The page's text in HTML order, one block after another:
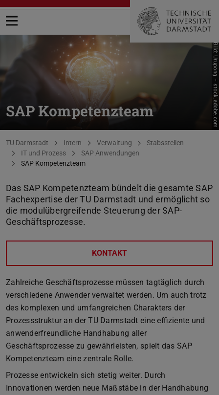
Menü öffnen
SAP Kompetenzteam Bild: Urupong – stock.adobe.com
Sie befinden sich hier:
TU Darmstadt Intern Verwaltung
Stabsstellen
IT und Prozess
SAP Anwendungen
SAP Kompetenzteam
Das SAP Kompetenzteam bündelt die gesamte SAP
Fachexpertise der TU Darmstadt und ermöglicht so
die modulübergreifende Steuerung der SAP-
Geschäftsprozesse.
KONTAKT
Zahlreiche Geschäftsprozesse müssen tagtäglich durch
verschiedene Anwender verwaltet werden. Um auch trotz
des komplexen und umfangreichen Charakters der
Prozessstruktur an der TU Darmstadt eine effiziente und
anwenderfreundliche Handhabung aller
Geschäftsprozesse zu gewährleisten, spielt das SAP
Kompetenzteam eine zentrale Rolle.
Prozesse entwickeln sich stetig weiter. Durch
Innovationen werden neue Maßstäbe in der Handhabung